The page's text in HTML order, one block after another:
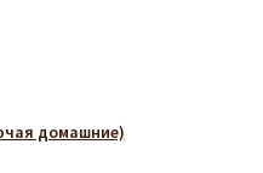
домашние)